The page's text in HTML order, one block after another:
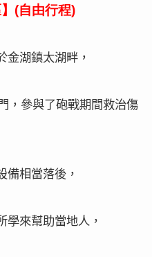
(自由行程)
金湖鎮太湖畔，
，參與了砲戰期間救治傷
備相當落後，
學來幫助當地人，